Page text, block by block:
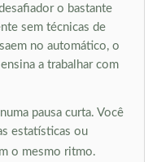
o bastante
sem técnicas de
no automático, o
a trabalhar com
pausa curta. Você
estatísticas ou
o mesmo ritmo.